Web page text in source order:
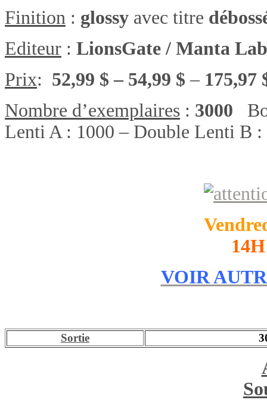
Finition : glossy avec titre
Editeur : LionsGate / Manta Lab
Prix: 52,99 $ – 54,99 $ – 175,97
Nombre d’exemplaires : 3000
Lenti A : 1000 – Double Lenti B :
VOIR
Sortie